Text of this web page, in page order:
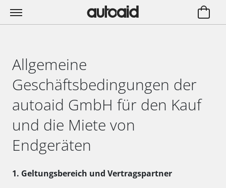
Allgemeine
Geschäftsbedingungen der
autoaid GmbH für den Kauf
und die Miete von
Endgeräten
1. Geltungsbereich und Vertragspartner